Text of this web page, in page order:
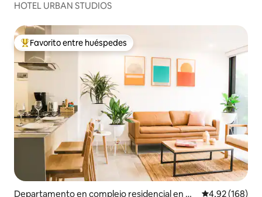
esoro
HOTEL URBAN STUDIOS
Favorito entre los huéspedes más destacados
Favorito entre huéspedes
Departamento en complejo residencial en M
Calificación
4,92 (168)